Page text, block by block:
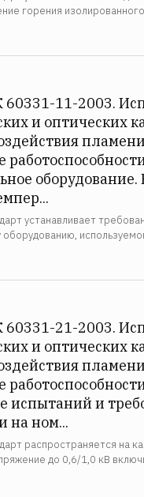
горения
диаметра для тех
Р МЭК 332-1, не может
11-2003.
и оптических
оборудование.
устанавливает
оборудованию,
работоспособность
условиях испытания при
21-2003.
и оптических
испытаний и
на ном...
распространяется на
до 0,6/1,0 кВ
проведения
рекомендуемое время